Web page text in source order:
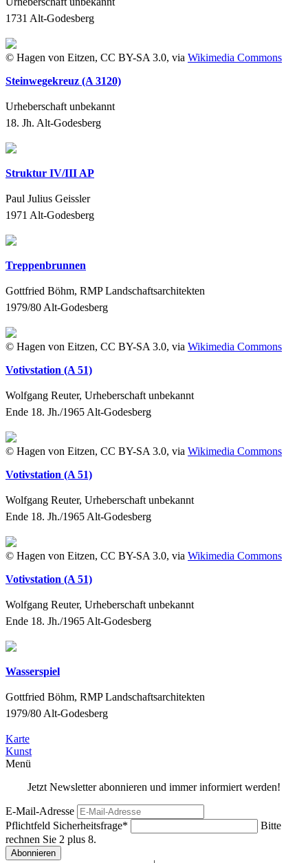
1731 Alt-Godesberg
© Hagen von Eitzen, CC BY-SA 3.0, via Wikimedia Commons
Steinwegekreuz (A 3120)
Urheberschaft unbekannt
18. Jh. Alt-Godesberg
Struktur IV/III AP
Paul Julius Geissler
1971 Alt-Godesberg
Treppenbrunnen
Gottfried Böhm, RMP Landschaftsarchitekten
1979/80 Alt-Godesberg
© Hagen von Eitzen, CC BY-SA 3.0, via Wikimedia Commons
Votivstation (A 51)
Wolfgang Reuter, Urheberschaft unbekannt
Ende 18. Jh./1965 Alt-Godesberg
© Hagen von Eitzen, CC BY-SA 3.0, via Wikimedia Commons
Votivstation (A 51)
Wolfgang Reuter, Urheberschaft unbekannt
Ende 18. Jh./1965 Alt-Godesberg
© Hagen von Eitzen, CC BY-SA 3.0, via Wikimedia Commons
Votivstation (A 51)
Wolfgang Reuter, Urheberschaft unbekannt
Ende 18. Jh./1965 Alt-Godesberg
Wasserspiel
Gottfried Böhm, RMP Landschaftsarchitekten
1979/80 Alt-Godesberg
Karte
Kunst
Menü
Jetzt Newsletter abonnieren und immer informiert werden!
E-Mail-Adresse
Pflichtfeld Sicherheitsfrage*
Bitte
rechnen Sie 2 plus 8.
Abonnieren